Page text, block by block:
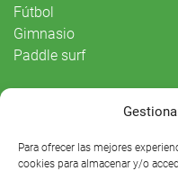
Para ofrecer las mejores
cookies para almacenar y/o
Fútbol
Gimnasio
Paddle surf
Agenda